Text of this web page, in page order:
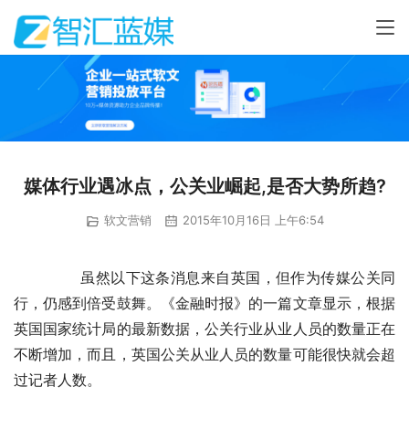
媒体行业遇冰点，公关业崛起,是否大势所趋?
软文营销 2015年10月16日 上午6:54
行，仍感到倍受鼓舞。《金融时报》的一篇文章显示，根据
英国国家统计局的最新数据，公关行业从业人员的数量正在
不断增加，而且，英国公关从业人员的数量可能很快就会超
过记者人数。